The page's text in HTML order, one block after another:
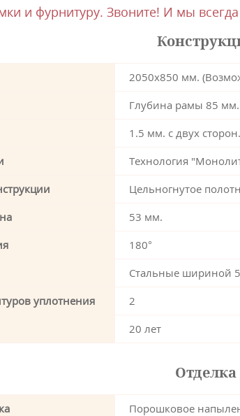
и фурнитуру. Звоните! И мы
2050х850 мм.
Глубина рамы 85
1.5 мм. с двух сторон.
Технология
Цельногнутое
53 мм.
180°
Стальные шириной
уплотнения
2
20 лет
Порошковое